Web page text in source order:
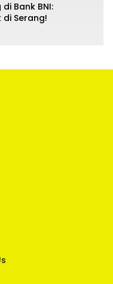
Bank BNI:
Serang!